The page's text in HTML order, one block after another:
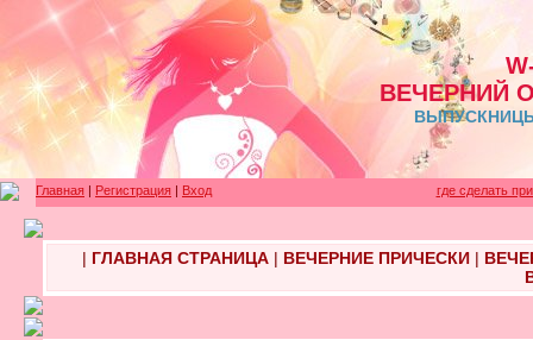
ВЕЧЕРНИЙ
Главная | Регистрация | Вход где сделать
| ГЛАВНАЯ СТРАНИЦА| ВЕЧЕРНИЕ ПРИЧЕСКИ|